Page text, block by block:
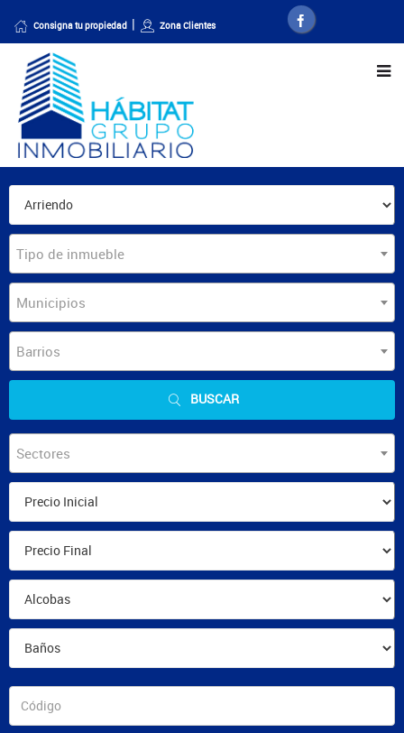
Consigna tu propiedad Zona Clientes
Tipo de inmueble
Municipios
Barrios
BUSCAR
Sectores